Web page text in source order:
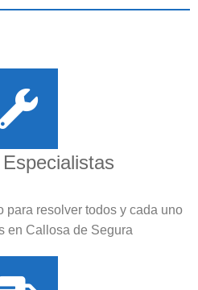
para resolver todos y cada uno
en Callosa de Segura